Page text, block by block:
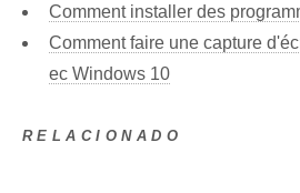
Comment installer des
Comment faire une capture
ec Windows 10
RELACIONADO